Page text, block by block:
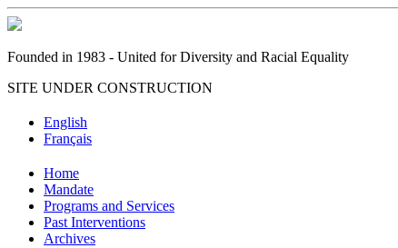
Founded in 1983 - United for Diversity and Racial Equality
SITE UNDER CONSTRUCTION
English
Français
Home
Mandate
Programs and Services
Past Interventions
Archives